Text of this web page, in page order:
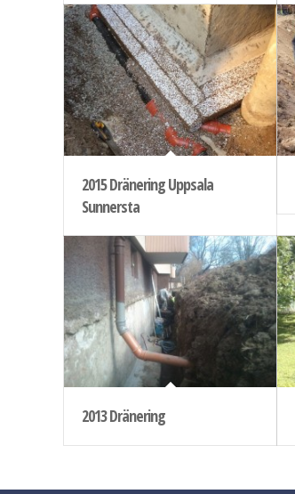
2015 Dränering Uppsala
Sunnersta
2013 Dränering